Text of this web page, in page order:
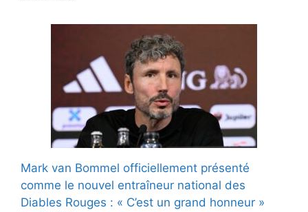
Mark van Bommel officiellement présenté
comme le nouvel entraîneur national des
Diables Rouges : « C’est un grand honneur »